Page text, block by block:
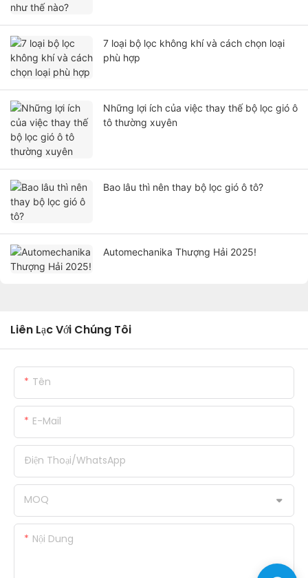
7 loại bộ lọc không khí và cách chọn loại
phù hợp
Những lợi ích của việc thay thế bộ lọc gió ô
tô thường xuyên
Bao lâu thì nên thay bộ lọc gió ô tô?
Automechanika Thượng Hải 2025!
Liên Lạc Với Chúng Tôi
Tên
E-Mail
Điện Thoại/WhatsApp
MOQ
Nội Dung